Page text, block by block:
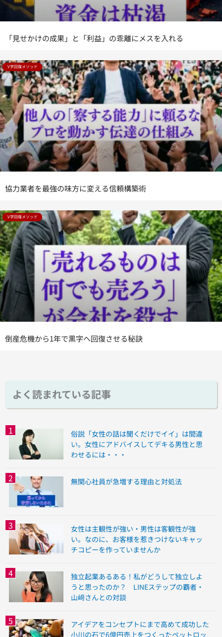
「見せかけの成果」と「利益」の乖離にメスを入れる
V字回復メソッド
協力業者を最強の味方に変える信頼構築術
V字回復メソッド
倒産危機から1年で黒字へ回復させる秘訣
よく読まれている記事
俗説「女性の話は聞くだけでイイ」は間違
い。女性にアドバイスしてデキる男性と思
わせるには・・・
無関心社員が急増する理由と対処法
女性は主観性が強い・男性は客観性が強
い。なのに、お客様を惹きつけないキャッ
チコピーを作っていませんか
独立起業あるある！私がどうして独立しよ
うと思ったのか？ LINEステップの覇者・
山﨑さんとの対談
アイデアをコンセプトにまで高めて成功した
小川の石で6億円売上をつくったペットロッ